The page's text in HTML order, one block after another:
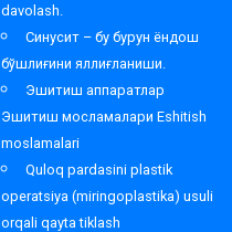
davolash.
Синусит – бу бурун ёндош
бўшлиғини яллиғланиши.
Эшитиш аппаратлар
Эшитиш мосламалари Eshitish
moslamalari
Quloq pardasini plastik
operatsiya (miringoplastika) usuli
orqali qayta tiklash